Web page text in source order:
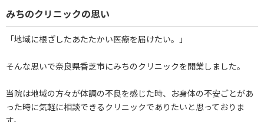
みちのクリニックの思い
「地域に根ざしたあたたかい医療を届けたい。」
そんな思いで奈良県香芝市にみちのクリニックを開業しました。
当院は地域の方々が体調の不良を感じた時、お身体の不安ごとがあ
った時に気軽に相談できるクリニックでありたいと思っておりま